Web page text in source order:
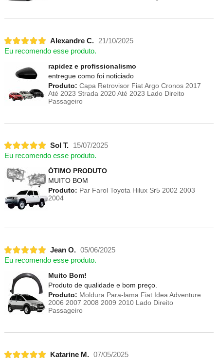
Alexandre C.
21/10/2025
Eu recomendo esse produto.
rapidez e profissionalismo
entregue como foi noticiado
Produto: Capa Retrovisor Fiat Argo Cronos 2017
Até 2023 Strada 2020 Até 2023 Lado Direito
Passageiro
Sol T.
15/07/2025
Eu recomendo esse produto.
ÓTIMO PRODUTO
MUITO BOM
Produto: Par Farol Toyota Hilux Sr5 2002 2003
2004
Jean O. 05/06/2025
Eu recomendo esse produto.
Muito Bom!
Produto de qualidade e bom preço.
Produto: Moldura Para-lama Fiat Idea Adventure
2006 2007 2008 2009 2010 Lado Direito
Passageiro
Katarine M. 07/05/2025